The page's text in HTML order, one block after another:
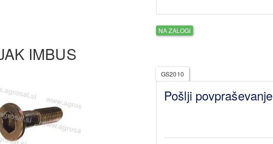
NA ZALOGI
IMBUS
GS2010
Pošlji povpraševanje